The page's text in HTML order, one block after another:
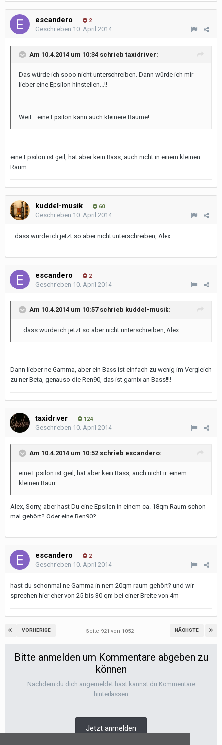
escandero 2
Geschrieben 10. April 2014
Am 10.4.2014 um 10:34 schrieb taxidriver:
Das würde ich sooo nicht unterschreiben. Dann würde ich mir
lieber eine Epsilon hinstellen...!!
Weil....eine Epsilon kann auch kleinere Räume!
eine Epsilon ist geil, hat aber kein Bass, auch nicht in einem kleinen
Raum
kuddel-musik 60
Geschrieben 10. April 2014
...dass würde ich jetzt so aber nicht unterschreiben, Alex
escandero 2
Geschrieben 10. April 2014
Am 10.4.2014 um 10:57 schrieb kuddel-musik:
...dass würde ich jetzt so aber nicht unterschreiben, Alex
Dann lieber ne Gamma, aber ein Bass ist einfach zu wenig im Vergleich
zu ner Beta, genauso die Ren90, das ist garnix an Bass!!!!
taxidriver 124
Geschrieben 10. April 2014
Am 10.4.2014 um 10:52 schrieb escandero:
eine Epsilon ist geil, hat aber kein Bass, auch nicht in einem
kleinen Raum
Alex, Sorry, aber hast Du eine Epsilon in einem ca. 18qm Raum schon
mal gehört? Oder eine Ren90?
escandero 2
Geschrieben 10. April 2014
hast du schonmal ne Gamma in nem 20qm raum gehört? und wir
sprechen hier eher von 25 bis 30 qm bei einer Breite von 4m
VORHERIGE NÄCHSTE
Seite 921 von 1052
Bitte anmelden um Kommentare abgeben zu
können
Nachdem du dich angemeldet hast kannst du Kommentare
hinterlassen
Jetzt anmelden